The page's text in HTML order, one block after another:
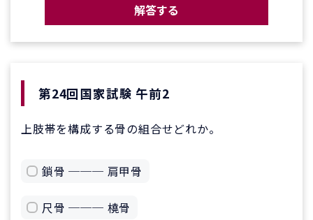
解答する
第24回国家試験 午前2
上肢帯を構成する骨の組合せどれか。
鎖骨 ─── 肩甲骨
尺骨 ─── 橈骨